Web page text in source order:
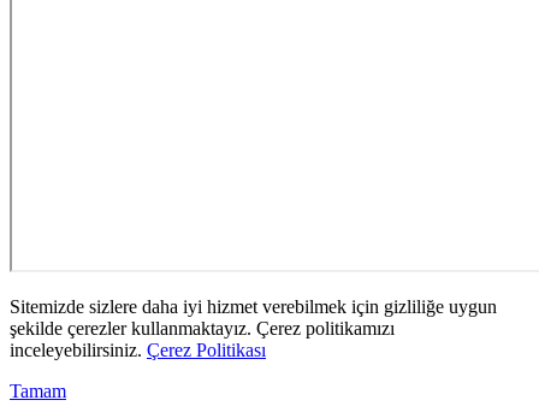
Sitemizde sizlere daha iyi hizmet verebilmek için gizliliğe uygun
şekilde çerezler kullanmaktayız. Çerez politikamızı
inceleyebilirsiniz. Çerez Politikası
Tamam